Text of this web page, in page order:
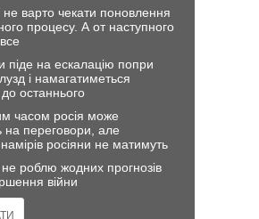
не варто чекати поновлення
процесу. А от наступного
піде на ескалацію попри
і намагатиметься
останнього
часом росія може
на переговори, але
росіяни не матимуть
роблю жодних прогнозів
війни